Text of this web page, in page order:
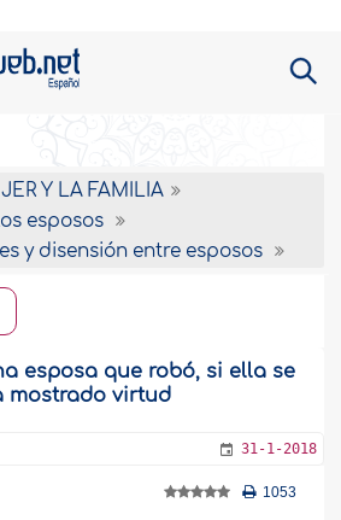
Y LA FAMILIA
esposos
y disensión entre esposos
esposa que robó, si ella se
mostrado virtud
31-1-2018
1053